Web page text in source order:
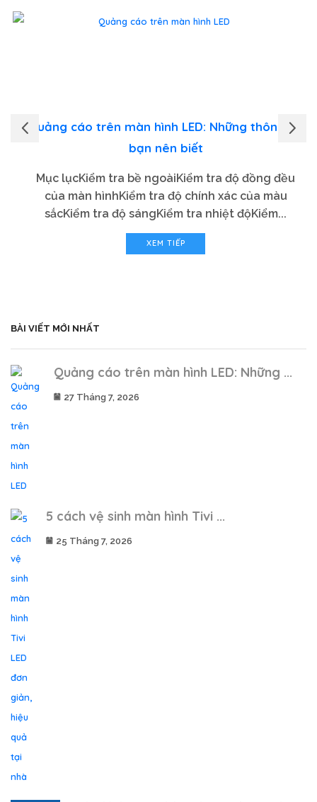
Quảng cáo trên màn hình LED: Những thông tin
bạn nên biết
Mục lụcKiểm tra bề ngoàiKiểm tra độ đồng đều
của màn hìnhKiểm tra độ chính xác của màu
sắcKiểm tra độ sángKiểm tra nhiệt độKiểm...
XEM TIẾP
BÀI VIẾT MỚI NHẤT
Quảng cáo trên màn hình LED: Những ...
27 Tháng 7, 2026
5 cách vệ sinh màn hình Tivi ...
25 Tháng 7, 2026